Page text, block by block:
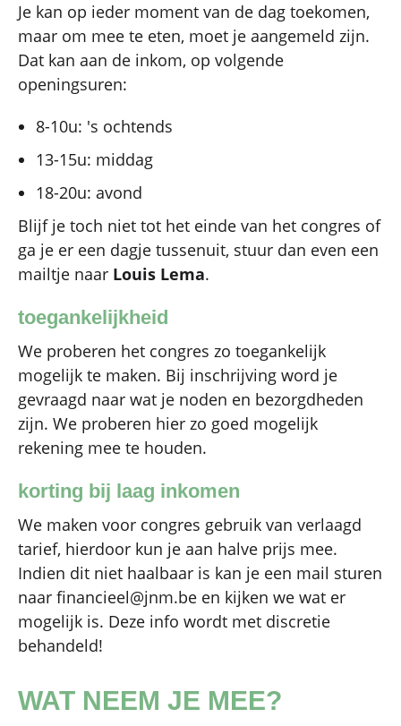
Je kan op ieder moment van de dag toekomen,
maar om mee te eten, moet je aangemeld zijn.
Dat kan aan de inkom, op volgende
openingsuren:
8-10u: 's ochtends
13-15u: middag
18-20u: avond
Blijf je toch niet tot het einde van het congres of
ga je er een dagje tussenuit, stuur dan even een
mailtje naar Louis Lema.
toegankelijkheid
We proberen het congres zo toegankelijk
mogelijk te maken. Bij inschrijving word je
gevraagd naar wat je noden en bezorgdheden
zijn. We proberen hier zo goed mogelijk
rekening mee te houden.
korting bij laag inkomen
We maken voor congres gebruik van verlaagd
tarief, hierdoor kun je aan halve prijs mee.
Indien dit niet haalbaar is kan je een mail sturen
naar financieel@jnm.be en kijken we wat er
mogelijk is. Deze info wordt met discretie
behandeld!
WAT NEEM JE MEE?